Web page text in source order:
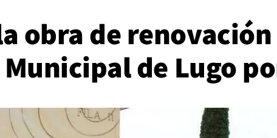
obra de
de Lugo